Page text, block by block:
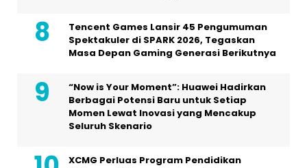
Tencent Games Lansir 45 Pengumuman
Spektakuler di SPARK 2026, Tegaskan
Masa Depan Gaming Generasi Berikutnya
“Now is Your Moment”: Huawei Hadirkan
Berbagai Potensi Baru untuk Setiap
Momen Lewat Inovasi yang Mencakup
Seluruh Skenario
XCMG Perluas Program Pendidikan